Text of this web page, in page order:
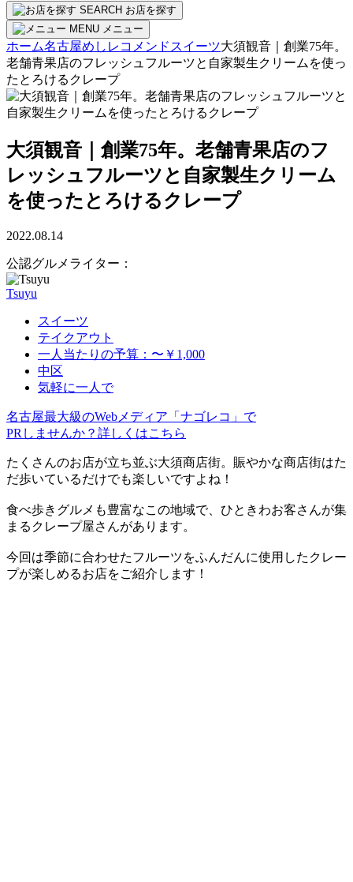
SEARCH お店を探す
MENU メニュー
ホーム名古屋めしレコメンド スイーツ大須観音｜創業75年。
老舗青果店のフレッシュフルーツと自家製生クリームを使っ
たとろけるクレープ
大須観音｜創業75年。老舗青果店のフ
レッシュフルーツと自家製生クリーム
を使ったとろけるクレープ
2022.08.14
公認グルメライター：
Tsuyu
スイーツ
テイクアウト
一人当たりの予算：〜￥1,000
中区
気軽に一人で
名古屋最大級のWebメディア「ナゴレコ」で
PRしませんか？詳しくはこちら
たくさんのお店が立ち並ぶ大須商店街。賑やかな商店街はた
だ歩いているだけでも楽しいですよね！
食べ歩きグルメも豊富なこの地域で、ひときわお客さんが集
まるクレープ屋さんがあります。
今回は季節に合わせたフルーツをふんだんに使用したクレー
プが楽しめるお店をご紹介します！